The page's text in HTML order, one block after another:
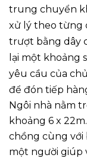
trung chuyển
xử lý theo từng
trượt bằng dây
lại một khoảng
yêu cầu của
để đón tiếp
Ngôi nhà nằm
khoảng 6 x
chồng cùng với
một người giúp